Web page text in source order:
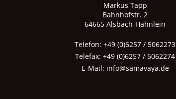
Markus Tapp
Bahnhofstr. 2
64665 Alsbach-Hähnlein
Telefon: +49 (0)6257 / 5062273
Telefax: +49 (0)6257 / 5062274
E-Mail: info@samavaya.de